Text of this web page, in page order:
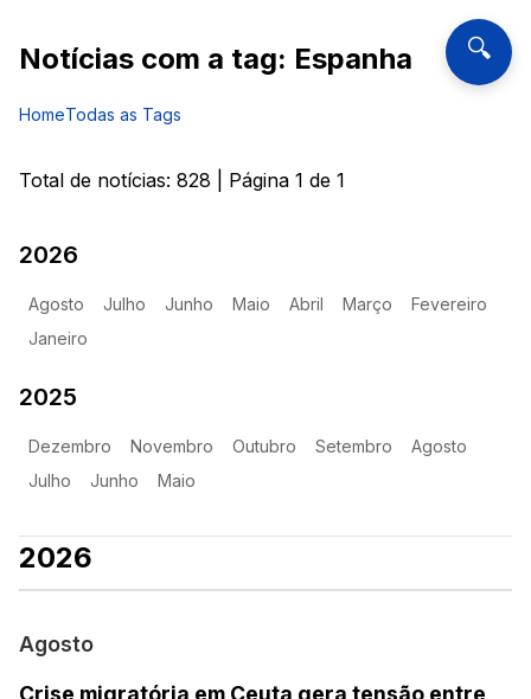
🔍
Notícias com a tag: Espanha
HomeTodas as Tags
Total de notícias: 828 | Página 1 de 1
2026
Agosto Julho Junho Maio Abril Março
Fevereiro
Janeiro
2025
Dezembro Novembro Outubro Setembro
Agosto
Julho
Junho Maio
2026
Agosto
Crise migratória em Ceuta gera tensão entre